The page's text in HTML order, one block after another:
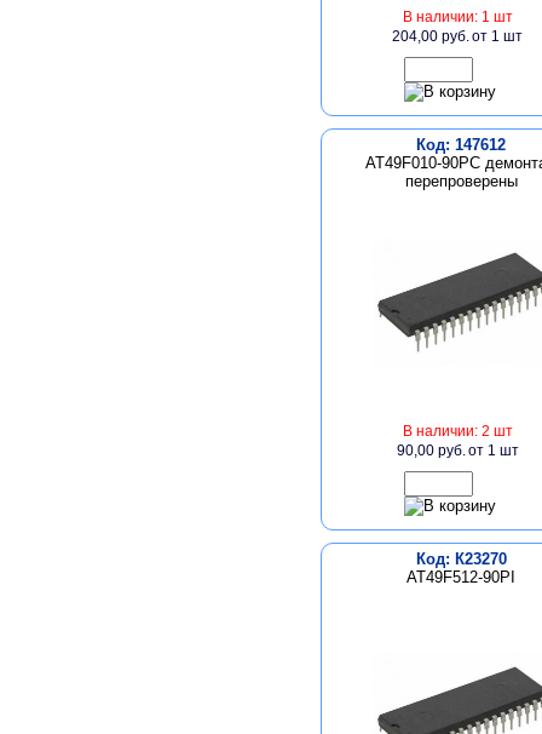
В наличии: 1 шт
204,00 руб.от 1 шт
Код: 147612
AT49F010-90PC
перепроверены
В наличии: 2 шт
90,00 руб.от 1 шт
Код: К23270
AT49F512-90PI